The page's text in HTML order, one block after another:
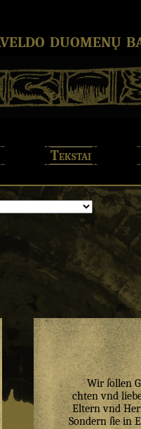
duomenų
Tekstai
Wir ſollen
chten vnd
Eltern vnd
Sondern ſie in